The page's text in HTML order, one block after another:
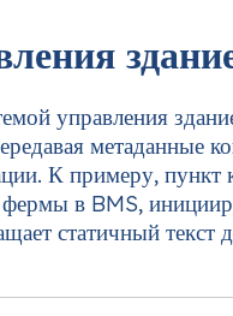
управления
метаданные
К примеру,
в BMS,
статичный